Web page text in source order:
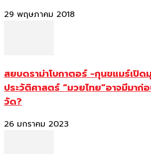
29 พฤษภาคม 2018
สยบดราม่าโบกาตอร์ -กุนขแมร์เปิด
ประวัติศาสตร์ “มวยไทย”อาจมีมาก่
วัด?
26 มกราคม 2023